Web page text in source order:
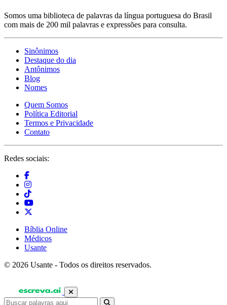
Somos uma biblioteca de palavras da língua portuguesa do Brasil
com mais de 200 mil palavras e expressões para consulta.
Sinônimos
Destaque do dia
Antônimos
Blog
Nomes
Quem Somos
Política Editorial
Termos e Privacidade
Contato
Redes sociais:
Bíblia Online
Médicos
Usante
© 2026 Usante - Todos os direitos reservados.